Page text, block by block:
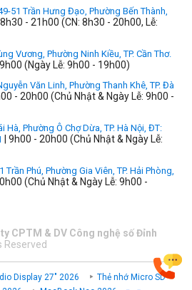
51 Trần Hưng Đạo, Phường Bến Thành,
| 8h30 - 21h00 (CN: 8h30 - 20h00, Lễ:
Vương, Phường Ninh Kiều, TP. Cần Thơ.
(Ngày Lễ: 9h00 - 19h00)
Văn Linh, Phường Thanh Khê, TP. Đà
- 20h00 (Chủ Nhật & Ngày Lễ: 9h00 -
Hà, Phường Ô Chợ Dừa, TP. Hà Nội, ĐT:
| 9h00 - 20h00 (Chủ Nhật & Ngày Lễ:
Trần Phú, Phường Gia Viên, TP. Hải Phòng,
(Chủ Nhật & Ngày Lễ: 9h00 -
CPTM & DV Công nghệ số Đỉnh
Reserved
Display 27" 2026
Thẻ nhớ Micro SD